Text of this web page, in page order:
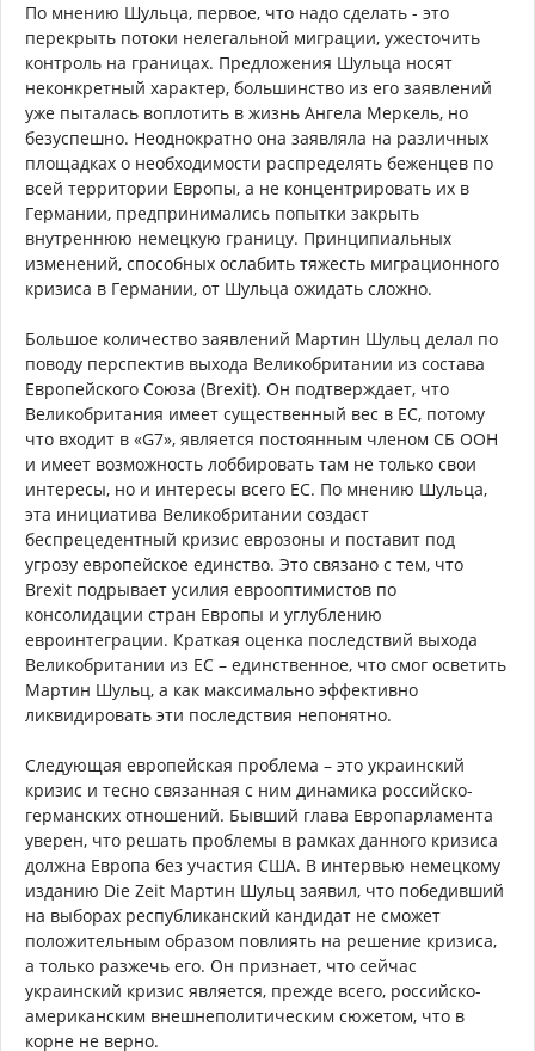
По мнению Шульца, первое, что надо сделать - это
перекрыть потоки нелегальной миграции, ужесточить
контроль на границах. Предложения Шульца носят
неконкретный характер, большинство из его заявлений
уже пыталась воплотить в жизнь Ангела Меркель, но
безуспешно. Неоднократно она заявляла на различных
площадках о необходимости распределять беженцев по
всей территории Европы, а не концентрировать их в
Германии, предпринимались попытки закрыть
внутреннюю немецкую границу. Принципиальных
изменений, способных ослабить тяжесть миграционного
кризиса в Германии, от Шульца ожидать сложно.
Большое количество заявлений Мартин Шульц делал по
поводу перспектив выхода Великобритании из состава
Европейского Союза (Brexit). Он подтверждает, что
Великобритания имеет существенный вес в ЕС, потому
что входит в «G7», является постоянным членом СБ ООН
и имеет возможность лоббировать там не только свои
интересы, но и интересы всего ЕС. По мнению Шульца,
эта инициатива Великобритании создаст
беспрецедентный кризис еврозоны и поставит под
угрозу европейское единство. Это связано с тем, что
Brexit подрывает усилия еврооптимистов по
консолидации стран Европы и углублению
евроинтеграции. Краткая оценка последствий выхода
Великобритании из ЕС – единственное, что смог осветить
Мартин Шульц, а как максимально эффективно
ликвидировать эти последствия непонятно.
Следующая европейская проблема – это украинский
кризис и тесно связанная с ним динамика российско-
германских отношений. Бывший глава Европарламента
уверен, что решать проблемы в рамках данного кризиса
должна Европа без участия США. В интервью немецкому
изданию Die Zeit Мартин Шульц заявил, что победивший
на выборах республиканский кандидат не сможет
положительным образом повлиять на решение кризиса,
а только разжечь его. Он признает, что сейчас
украинский кризис является, прежде всего, российско-
американским внешнеполитическим сюжетом, что в
корне не верно.